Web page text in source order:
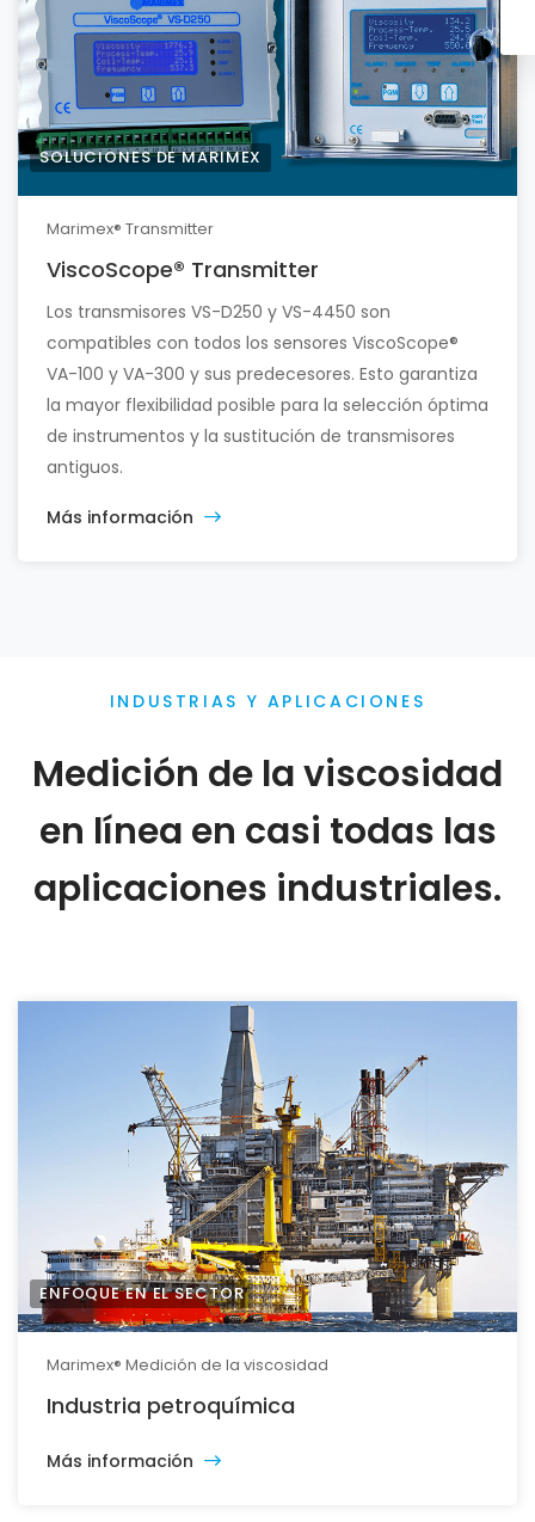
SOLUCIONES DE MARIMEX
Marimex® Transmitter
ViscoScope® Transmitter
Los transmisores VS-D250 y VS-4450 son
compatibles con todos los sensores ViscoScope®
VA-100 y VA-300 y sus predecesores. Esto garantiza
la mayor flexibilidad posible para la selección óptima
de instrumentos y la sustitución de transmisores
antiguos.
Más información
INDUSTRIAS Y APLICACIONES
Medición de la viscosidad
en línea en casi todas las
aplicaciones industriales.
ENFOQUE EN EL SECTOR
Marimex® Medición de la viscosidad
Industria petroquímica
Más información